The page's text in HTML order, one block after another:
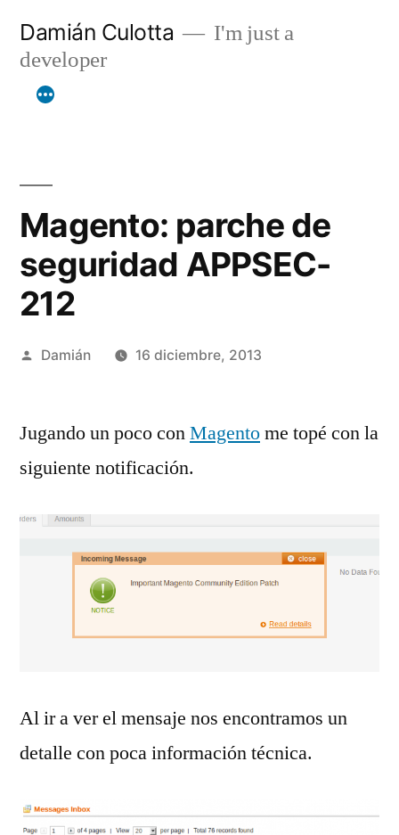
contenido
Damián Culotta
I'm just a
developer
Magento: parche de
seguridad APPSEC-
212
Publicado
Damián 16 diciembre, 2013
Jugando un poco conMagentome topé con la
siguiente notificación.
Al ir a ver el mensaje nos encontramos un
detalle con poca información técnica.